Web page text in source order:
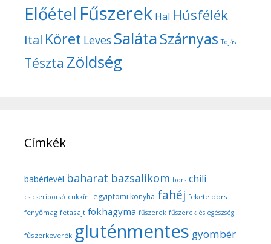
Előétel Fűszerek Hal Húsfélék
Ital Köret Leves SalátaSzárnyas Tojás
Tészta Zöldség
Címkék
babérlevél baharat bazsalikom bors chili
csicseriborsó cukkíni egyiptomi konyha fahéj fekete bors
fenyőmag fetasajt fokhagyma fűszerek fűszerek és egészség
fűszerkeverék gluténmentes gyömbér